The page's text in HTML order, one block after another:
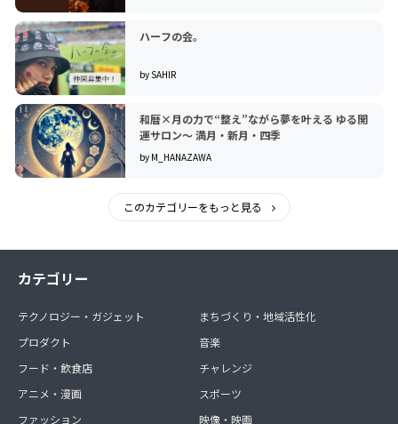
ハーフの会。
by SAHIR
和暦×月の力で“整え”ながら夢を叶える ゆる開
運サロン〜 満月・新月・四季
by M_HANAZAWA
このカテゴリーをもっと見る
カテゴリー
テクノロジー・ガジェット
プロダクト
フード・飲食店
アニメ・漫画
ファッション
まちづくり・地域活性化
音楽
チャレンジ
スポーツ
映像・映画